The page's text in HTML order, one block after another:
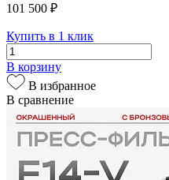
101 500 ₽
Купить в 1 клик
В корзину
В избранное
В сравнение